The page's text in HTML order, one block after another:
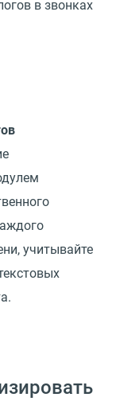
в звонках
учитывайте